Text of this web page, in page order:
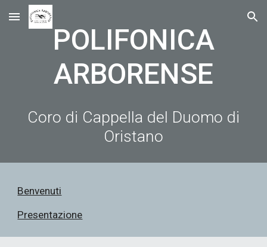
Skip to main content Skip to navigation
POLIFONICA
ARBORENSE
Coro di Cappella del Duomo di
Oristano
Benvenuti
Presentazione